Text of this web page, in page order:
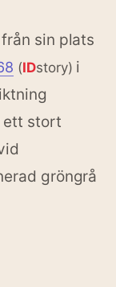
sin plats
(IDstory) i
ett stort
gröngrå